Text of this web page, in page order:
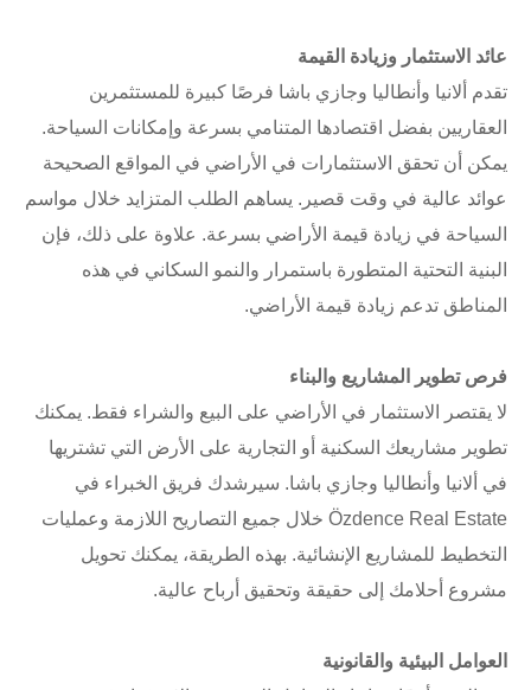
عائد الاستثمار وزيادة القيمة
تقدم ألانيا وأنطاليا وجازي باشا فرصًا كبيرة للمستثمرين
العقاريين بفضل اقتصادها المتنامي بسرعة وإمكانات السياحة.
يمكن أن تحقق الاستثمارات في الأراضي في المواقع الصحيحة
عوائد عالية في وقت قصير. يساهم الطلب المتزايد خلال مواسم
السياحة في زيادة قيمة الأراضي بسرعة. علاوة على ذلك، فإن
البنية التحتية المتطورة باستمرار والنمو السكاني في هذه
المناطق تدعم زيادة قيمة الأراضي.
فرص تطوير المشاريع والبناء
لا يقتصر الاستثمار في الأراضي على البيع والشراء فقط. يمكنك
تطوير مشاريعك السكنية أو التجارية على الأرض التي تشتريها
في ألانيا وأنطاليا وجازي باشا. سيرشدك فريق الخبراء في
Özdence Real Estate خلال جميع التصاريح اللازمة وعمليات
التخطيط للمشاريع الإنشائية. بهذه الطريقة، يمكنك تحويل
مشروع أحلامك إلى حقيقة وتحقيق أرباح عالية.
العوامل البيئية والقانونية